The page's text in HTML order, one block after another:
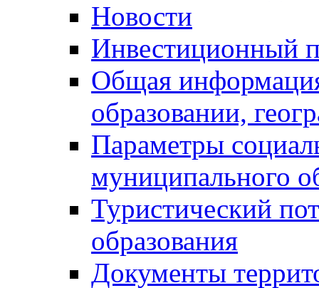
Новости
Инвестиционный
Общая
образовании,
Параметры
муниципального
Туристический
образования
Документы